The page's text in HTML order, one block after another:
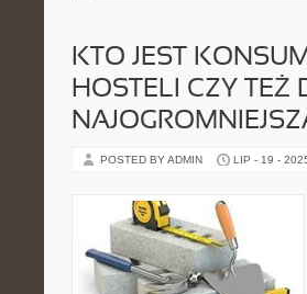
KTO JEST
HOSTELI CZY
POSTED BY ADMIN LIP - 19 -